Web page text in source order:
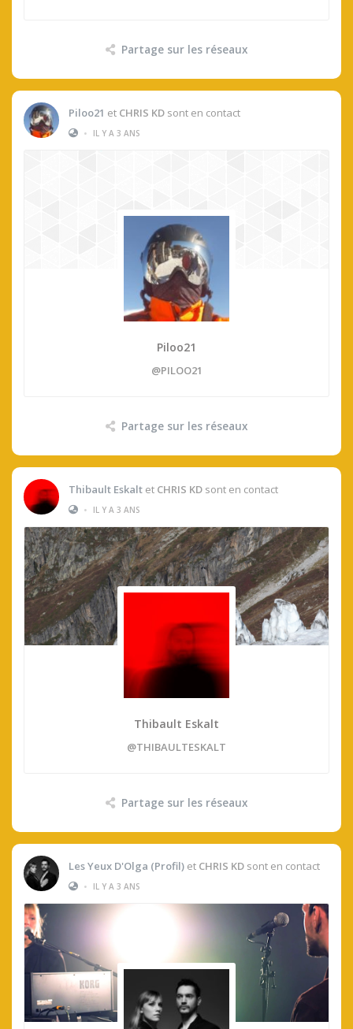
Partage sur les réseaux
Piloo21 et CHRIS KD sont en contact
•
IL Y A 3 ANS
Piloo21
@PILOO21
Partage sur les réseaux
Thibault Eskalt et CHRIS KD sont en contact
•
IL Y A 3 ANS
Thibault Eskalt
@THIBAULTESKALT
Partage sur les réseaux
Les Yeux D'Olga (profil) et CHRIS KD sont en contact
•
IL Y A 3 ANS